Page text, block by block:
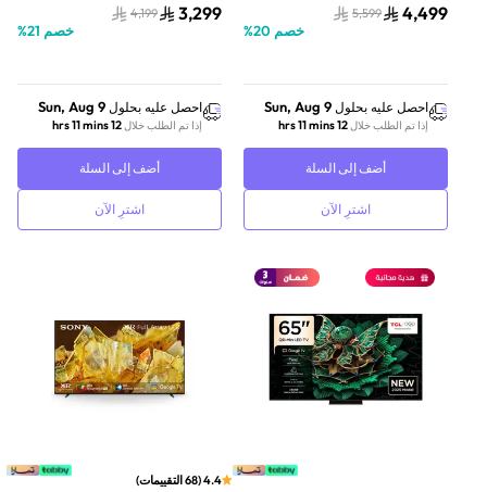
2.0، تصميم نحيف ومتكامل،
معالج AiPQ، لوحة HVA،
ودولبي | موديل 2026
4,499
5,599
خصم 20
%
احصل عليه بحلول Sun, Aug 9
إذا تم الطلب خلال12 hrs 11 mins
أضف إلى السلة
اشترِ الآن
2.0، تصميم نحيف ومتكامل،
معالج AiPQ، لوحة HVA،
ودولبي | موديل 2026
3,299
4,199
خصم 21
%
احصل عليه بحلول Sun, Aug 9
إذا تم الطلب خلال12 hrs 11 mins
أضف إلى السلة
اشترِ الآن
4.4
(
68التقييمات)